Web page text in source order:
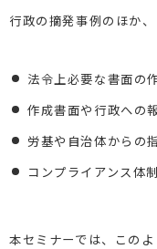
行政の摘発事例のほか
法令上必要な書面の
作成書面や行政への
労基や自治体からの
コンプライアンス体
本セミナーでは、この